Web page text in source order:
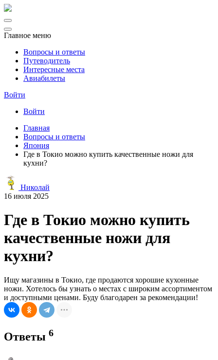
Главное меню
Вопросы и ответы
Путеводитель
Интересные места
Авиабилеты
Войти
Войти
Главная
Вопросы и ответы
Япония
Где в Токио можно купить качественные ножи для
кухни?
Николай
16 июля 2025
Где в Токио можно купить
качественные ножи для
кухни?
Ищу магазины в Токио, где продаются хорошие кухонные
ножи. Хотелось бы узнать о местах с широким ассортиментом
и доступными ценами. Буду благодарен за рекомендации!
Ответы 6